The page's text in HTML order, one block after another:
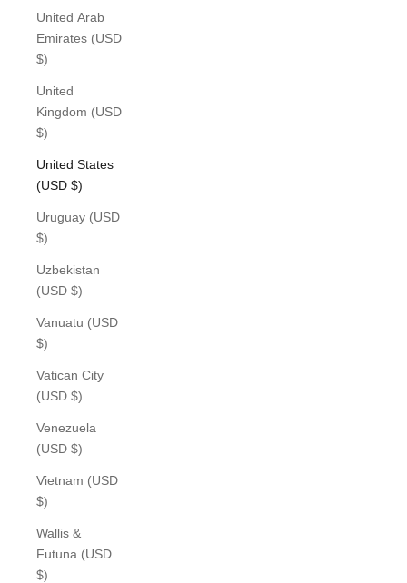
United Arab
Emirates (USD
$)
United
Kingdom (USD
$)
United States
(USD $)
Uruguay (USD
$)
Uzbekistan
(USD $)
Vanuatu (USD
$)
Vatican City
(USD $)
Venezuela
(USD $)
Vietnam (USD
$)
Wallis &
Futuna (USD
$)